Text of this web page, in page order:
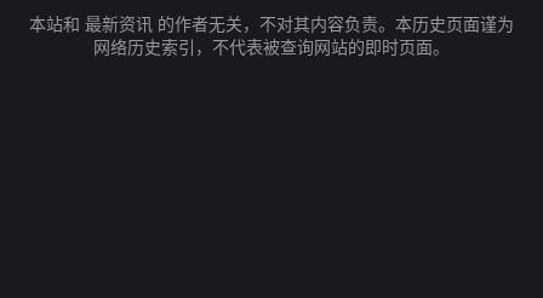
本站和 最新资讯 的作者无关，不对其内容负责。本历史页面谨为
网络历史索引，不代表被查询网站的即时页面。